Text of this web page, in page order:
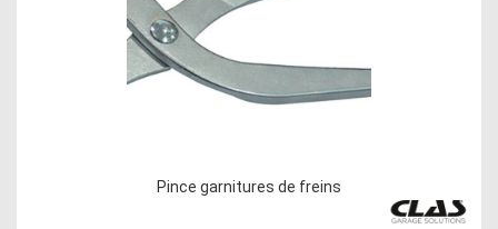
Pince garnitures de freins